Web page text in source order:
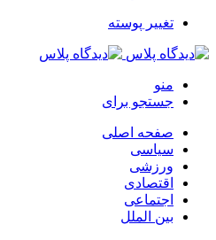
تغییر پوسته
منو
جستجو برای
صفحه اصلی
سیاسی
ورزشی
اقتصادی
اجتماعی
بین الملل